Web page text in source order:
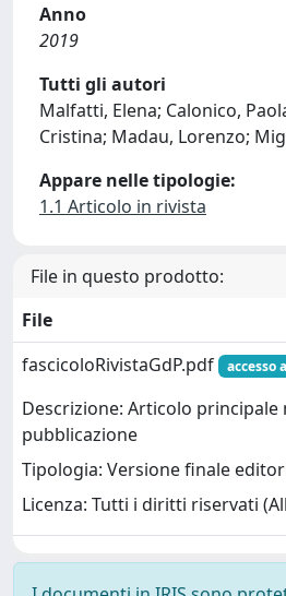
Anno
2019
Tutti gli autori
Malfatti, Elena; Calonico,
Cristina; Madau, Lorenzo;
Appare nelle tipologie:
1.1 Articolo in rivista
File in questo prodotto:
File
fascicoloRivistaGdP.pdf
accesso
Descrizione: Articolo
pubblicazione
Tipologia: Versione finale
Licenza: Tutti i diritti riservati